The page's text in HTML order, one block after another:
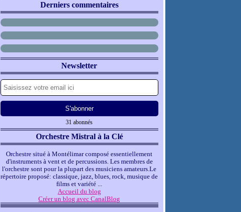
Derniers commentaires
Newsletter
31 abonnés
Orchestre Mistral à la Clé
Orchestre situé à Montélimar composé essentiellement
d'instruments à vent et de percussions. Les membres de
l'orchestre sont pour la plupart des musiciens amateurs.Le
répertoire proposé: classique, jazz, blues, rock, musique de
films et variété ...
Accueil du blog
Créer un blog avec CanalBlog